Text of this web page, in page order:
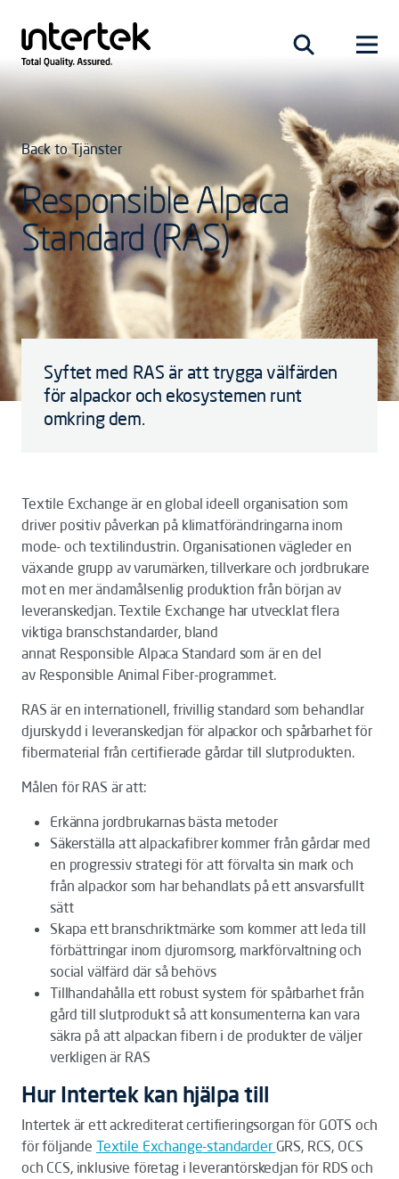
Back to Tjänster
Responsible Alpaca
Standard (RAS)
Syftet med RAS är att trygga välfärden
för alpackor och ekosystemen runt
omkring dem.
Textile Exchange är en global ideell organisation som
driver positiv påverkan på klimatförändringarna inom
mode- och textilindustrin. Organisationen vägleder en
växande grupp av varumärken, tillverkare och jordbrukare
mot en mer ändamålsenlig produktion från början av
leveranskedjan. Textile Exchange har utvecklat flera
viktiga branschstandarder, bland
annat Responsible Alpaca Standard som är en del
av Responsible Animal Fiber-programmet.
RAS är en internationell, frivillig standard som behandlar
djurskydd i leveranskedjan för alpackor och spårbarhet för
fibermaterial från certifierade gårdar till slutprodukten.
Målen för RAS är att:
Erkänna jordbrukarnas bästa metoder
Säkerställa att alpackafibrer kommer från gårdar med
en progressiv strategi för att förvalta sin mark och
från alpackor som har behandlats på ett ansvarsfullt
sätt
Skapa ett branschriktmärke som kommer att leda till
förbättringar inom djuromsorg, markförvaltning och
social välfärd där så behövs
Tillhandahålla ett robust system för spårbarhet från
gård till slutprodukt så att konsumenterna kan vara
säkra på att alpackan fibern i de produkter de väljer
verkligen är RAS
Hur Intertek kan hjälpa till
Intertek är ett ackrediterat certifieringsorgan för GOTS och
för följande Textile Exchange-standarder GRS, RCS, OCS
och CCS, inklusive företag i leverantörskedjan för RDS och